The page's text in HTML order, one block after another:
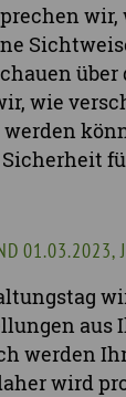
wie
01.03.2023,
werden
wird